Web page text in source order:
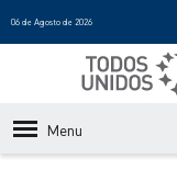
06 de Agosto de 2026
Menu